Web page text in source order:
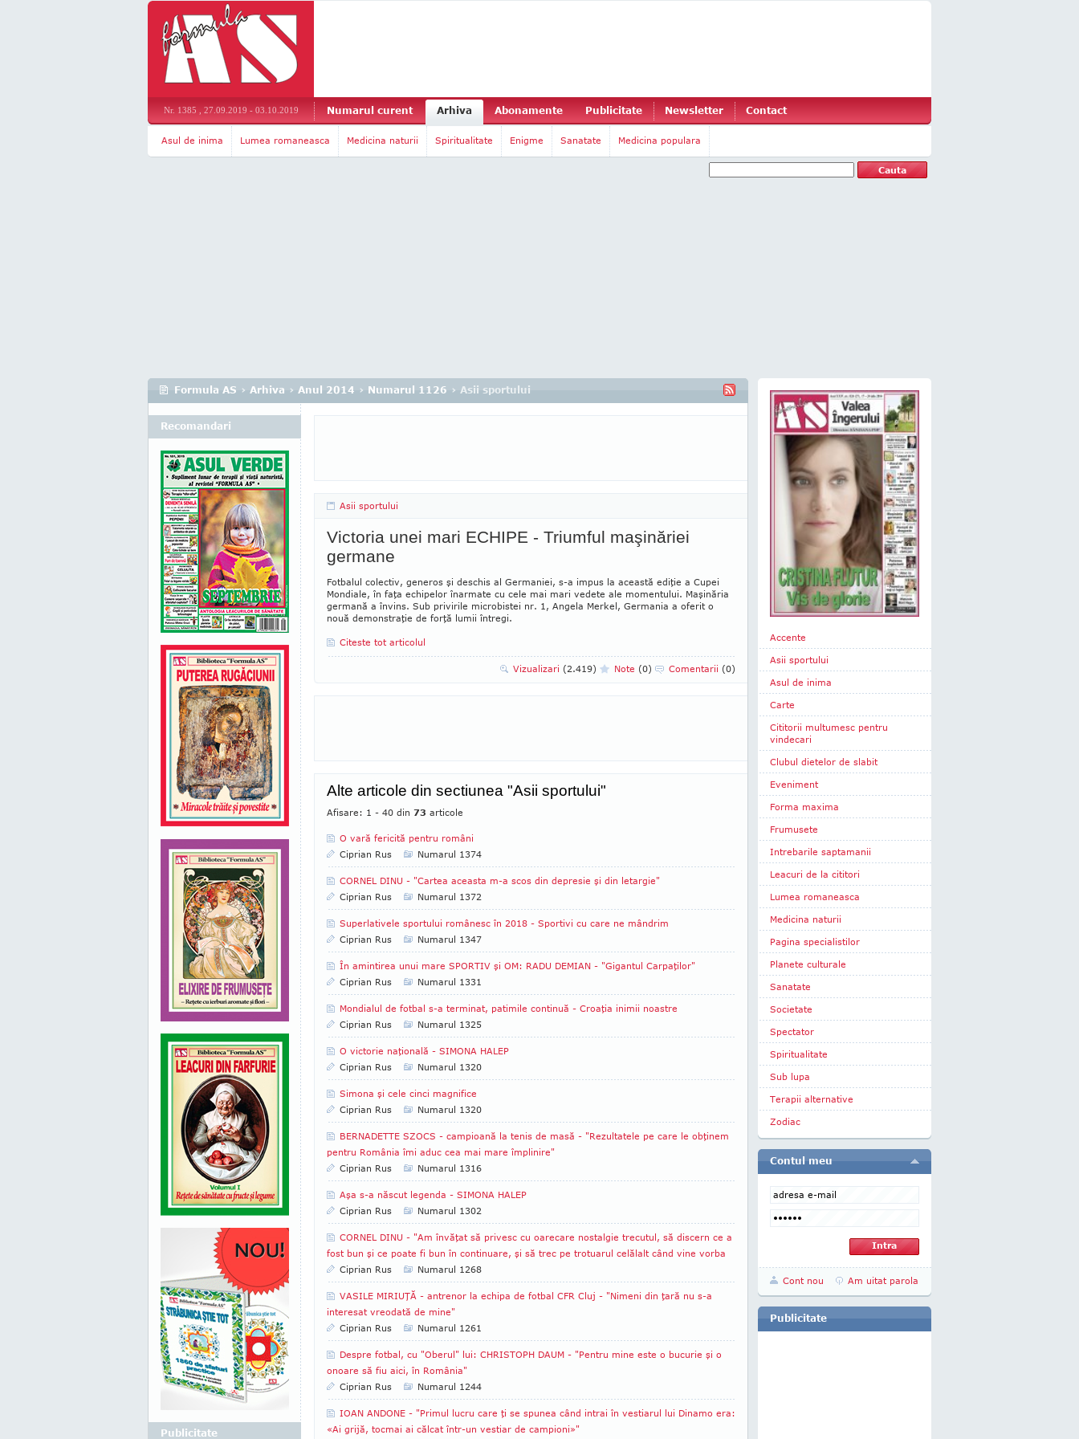
Nr. 1385 , 27.09.2019 - 03.10.2019 Numarul curent Arhiva Abonamente Publicitate Newsletter Contact
Asul de inima Lumea romaneasca Medicina naturii Spiritualitate Enigme Sanatate Medicina populara
Formula AS › Arhiva › Anul 2014 › Numarul 1126 › Asii sportului
Asii sportului
Victoria unei mari ECHIPE - Triumful maşinăriei
germane
Fotbalul colectiv, generos şi deschis al Germaniei, s-a impus la această ediţie a Cupei
Mondiale, în faţa echipelor înarmate cu cele mai mari vedete ale momentului. Maşinăria
germană a învins. Sub privirile microbistei nr. 1, Angela Merkel, Germania a oferit o
nouă demonstraţie de forţă lumii întregi.
Citeste tot articolul
Vizualizari (2.419) Note (0) Comentarii (0)
Alte articole din sectiunea "Asii sportului"
Afisare: 1 - 40 din 73 articole
O vară fericită pentru români
Ciprian Rus
Numarul 1374
CORNEL DINU - "Cartea aceasta m-a scos din depresie şi din letargie"
Ciprian Rus
Numarul 1372
Superlativele sportului românesc în 2018 - Sportivi cu care ne mândrim
Ciprian Rus
Numarul 1347
În amintirea unui mare SPORTIV şi OM: RADU DEMIAN - "Gigantul Carpaţilor"
Ciprian Rus
Numarul 1331
Mondialul de fotbal s-a terminat, patimile continuă - Croaţia inimii noastre
Ciprian Rus
Numarul 1325
O victorie naţională - SIMONA HALEP
Ciprian Rus
Numarul 1320
Simona şi cele cinci magnifice
Ciprian Rus
Numarul 1320
BERNADETTE SZOCS - campioană la tenis de masă - "Rezultatele pe care le obţinem
pentru România îmi aduc cea mai mare împlinire"
Ciprian Rus
Numarul 1316
Aşa s-a născut legenda - SIMONA HALEP
Ciprian Rus
Numarul 1302
CORNEL DINU - "Am învăţat să privesc cu oarecare nostalgie trecutul, să discern ce a
fost bun şi ce poate fi bun în continuare, şi să trec pe trotuarul celălalt când vine vorba
Ciprian Rus
Numarul 1268
VASILE MIRIUŢĂ - antrenor la echipa de fotbal CFR Cluj - "Nimeni din ţară nu s-a
interesat vreodată de mine"
Ciprian Rus
Numarul 1261
Despre fotbal, cu "Oberul" lui: CHRISTOPH DAUM - "Pentru mine este o bucurie şi o
onoare să fiu aici, în România"
Ciprian Rus
Numarul 1244
IOAN ANDONE - "Primul lucru care ţi se spunea când intrai în vestiarul lui Dinamo era:
«Ai grijă, tocmai ai călcat într-un vestiar de campioni»"
Recomandari
Publicitate
Accente
Asii sportului
Asul de inima
Carte
Cititorii multumesc pentru
vindecari
Clubul dietelor de slabit
Eveniment
Forma maxima
Frumusete
Intrebarile saptamanii
Leacuri de la cititori
Lumea romaneasca
Medicina naturii
Pagina specialistilor
Planete culturale
Sanatate
Societate
Spectator
Spiritualitate
Sub lupa
Terapii alternative
Zodiac
Contul meu
Cont nou Am uitat parola
Publicitate